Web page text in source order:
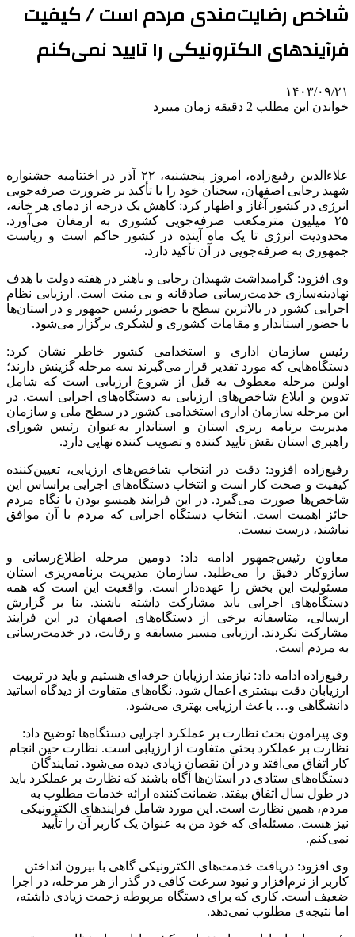
شاخص‌ رضایت‌مندی مردم است / کیفیت
فرآیندهای الکترونیکی را تایید نمی‌کنم
۱۴۰۳/۰۹/۲۱
خواندن این مطلب 2 دقیقه زمان میبرد
علاءالدین رفیع‌زاده، امروز پنجشنبه، ۲۲ آذر در اختتامیه جشنواره
شهید رجایی اصفهان، سخنان خود را با تأکید بر ضرورت صرفه‌جویی
انرژی در کشور آغاز و اظهار کرد: کاهش یک درجه از دمای هر خانه،
۲۵ میلیون مترمکعب صرفه‌جویی کشوری به ارمغان می‌آورد.
محدودیت انرژی تا یک ماه آینده در کشور حاکم است و ریاست
جمهوری به صرفه‌جویی در آن تأکید دارد.
وی افزود: گرامیداشت شهیدان رجایی و باهنر در هفته دولت‌ با هدف
نهادینه‌سازی خدمت‌رسانی صادقانه و بی منت است. ارزیابی نظام
اجرایی کشور در بالاترین سطح با حضور رئیس جمهور و در استان‌ها
با حضور استاندار و مقامات کشوری و لشکری برگزار می‌شود.
رئیس سازمان اداری و استخدامی کشور خاطر نشان کرد:
دستگاه‌هایی که مورد تقدیر قرار می‌گیرند سه مرحله‌ گزینش دارند؛
اولین مرحله معطوف به قبل از شروع ارزیابی است که شامل
تدوین و ابلاغ شاخص‌های ارزیابی به دستگاه‌های اجرایی است. در
این مرحله سازمان اداری استخدامی کشور در سطح ملی و سازمان
مدیریت برنامه ریزی استان و استاندار به‌عنوان رئیس شورای
راهبری استان نقش تایید کننده و تصویب کننده نهایی دارد.
رفیع‌زاده افزود: دقت در انتخاب شاخص‌های ارزیابی، تعیین‌کننده
کیفیت و صحت کار است و انتخاب دستگاه‌های اجرایی براساس این
شاخص‌ها صورت می‌گیرد. در این فرایند همسو بودن با نگاه مردم
حائز اهمیت است. انتخاب دستگاه اجرایی که مردم با آن موافق
نباشند، درست نیست.
معاون رئیس‌جمهور ادامه داد: دومین مرحله اطلاع‌رسانی و
سازوکار دقیق را می‌طلبد. سازمان مدیریت برنامه‌ریزی استان
مسئولیت این بخش را عهده‌دار است. واقعیت این است که همه‌
دستگاه‌های اجرایی باید مشارکت داشته باشند. بنا بر گزارش
ارسالی، متاسفانه برخی از دستگاه‌های اصفهان در این فرایند
مشارکت نکردند. ارزیابی مسیر مسابقه و رقابت، در خدمت‌رسانی
به مردم است.
رفیع‌زاده ادامه داد: نیازمند ارزیابان حرفه‌ای هستیم و باید در تربیت
ارزیابان دقت بیشتری اعمال شود. نگاه‌های متفاوت از دیدگاه اساتید
دانشگاهی و… باعث ارزیابی بهتری می‌شود.
وی پیرامون بحث نظارت بر عملکرد اجرایی دستگاه‌ها توضیح داد:
نظارت بر عملکرد بحثی متفاوت از ارزیابی است. نظارت حین انجام
کار اتفاق می‌افتد و در آن نقصان زیادی دیده می‌شود. نمایندگان
دستگاه‌های ستادی در استان‌ها آگاه باشند که نظارت بر عملکرد باید
در طول سال اتفاق بیفتد. ضمانت‌کننده ارائه خدمات مطلوب به
مردم، همین نظارت است. این مورد شامل فرایندهای الکترونیکی
نیز هست. مسئله‌ای که خود من به عنوان یک کاربر آن را تأیید
نمی‌کنم.
وی افزود: دریافت خدمت‌های الکترونیکی گاهی با بیرون انداختن
کاربر از نرم‌افزار و نبود سرعت کافی در گذر از هر مرحله، در اجرا
ضعیف است. کاری که برای دستگاه مربوطه زحمت زیادی داشته،
اما نتیجه‌ی مطلوب نمی‌دهد.